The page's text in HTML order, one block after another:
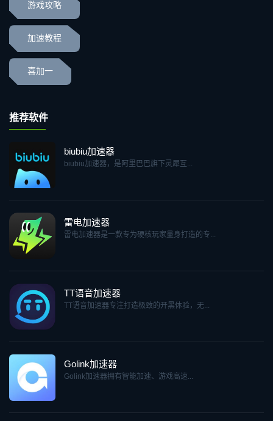
游戏攻略
加速教程
喜加一
推荐软件
biubiu加速器
biubiu加速器，是阿里巴巴旗下灵犀互...
雷电加速器
雷电加速器是一款专为硬核玩家量身打造的专...
TT语音加速器
TT语音加速器专注打造极致的开黑体验，无...
Golink加速器
Golink加速器拥有智能加速、游戏高速...